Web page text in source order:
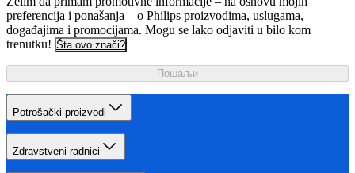
preferencija i ponašanja – o Philips proizvodima, uslugama,
događajima i promocijama. Mogu se lako odjaviti u bilo kom
trenutku! Šta ovo znači?
Пошаљи
Potrošački proizvodi
Zdravstveni radnici